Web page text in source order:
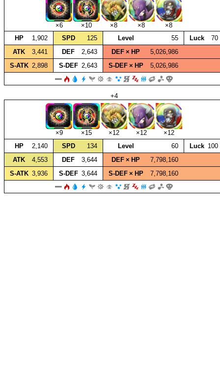
×6 ×10 ×8 ×8
×8
HP
1,902 SPD 125 Level 55 Luck
70
ATK
3,441 DEF 2,643 DEF × HP
5,026,986
S‑ATK 2,898 S‑DEF 2,643 S‑DEF × HP 5,026,986
+4
×9 ×15 ×12 ×12
×12
HP
2,140 SPD 134 Level 60 Luck 100
ATK
4,553 DEF 3,644 DEF × HP
7,798,160
S‑ATK 3,936 S‑DEF 3,644 S‑DEF × HP 7,798,160